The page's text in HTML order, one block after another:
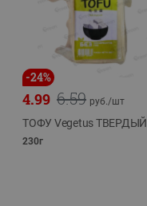
-24%
6.59
4.99 руб./шт
ТОФУ Vegetus ТВЕРДЫЙ
230г